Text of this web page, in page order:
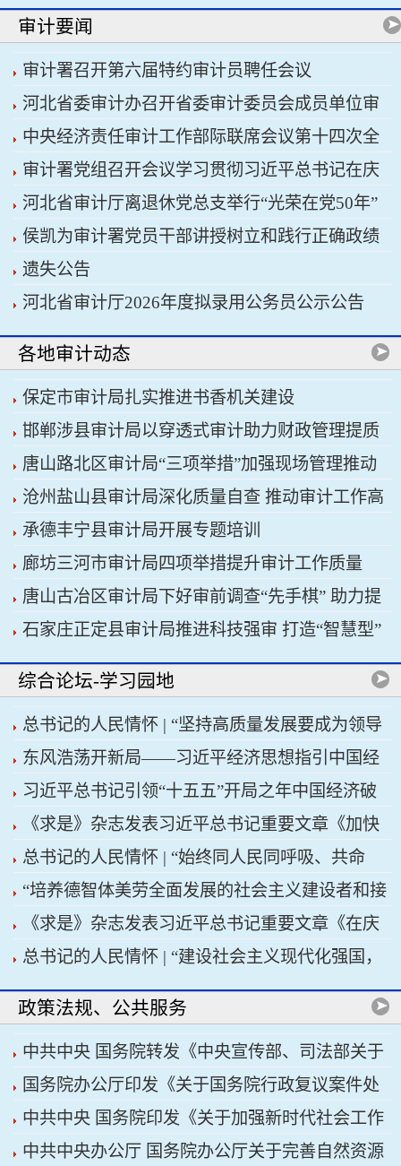
灾救灾能力 切实保障人民群众生命财产安全
审计要闻
审计署召开第六届特约审计员聘任会议
河北省委审计办召开省委审计委员会成员单位审
计重点工作协调推进会议暨省经济责任审计工作厅
际联席会议
中央经济责任审计工作部际联席会议第十四次全
体会议召开
审计署党组召开会议学习贯彻习近平总书记在庆
祝中国共产党成立105周年大会上的重要讲话精神
河北省审计厅离退休党总支举行“光荣在党50年”
纪念章颁发仪式
侯凯为审计署党员干部讲授树立和践行正确政绩
观学习教育专题党课
遗失公告
河北省审计厅2026年度拟录用公务员公示公告
各地审计动态
保定市审计局扎实推进书香机关建设
邯郸涉县审计局以穿透式审计助力财政管理提质
增效
唐山路北区审计局“三项举措”加强现场管理推动
审计工作科学规范
沧州盐山县审计局深化质量自查 推动审计工作高
质量发展
承德丰宁县审计局开展专题培训
廊坊三河市审计局四项举措提升审计工作质量
唐山古冶区审计局下好审前调查“先手棋” 助力提
升项目质效
石家庄正定县审计局推进科技强审 打造“智慧型”
审计机关
综合论坛-学习园地
总书记的人民情怀 | “坚持高质量发展要成为领导
干部政绩观的重要内容”
东风浩荡开新局——习近平经济思想指引中国经
济高质量发展行稳致远
习近平总书记引领“十五五”开局之年中国经济破
浪前行
《求是》杂志发表习近平总书记重要文章《加快
建设健康中国》
总书记的人民情怀 | “始终同人民同呼吸、共命
运、心连心”
“培养德智体美劳全面发展的社会主义建设者和接
班人”——习近平总书记的重要论述指引基础教育
改革发展开创新局面
《求是》杂志发表习近平总书记重要文章《在庆
祝中国共产党成立105周年大会上的讲话》
总书记的人民情怀 | “建设社会主义现代化强国，
关键在科技自立自强”
政策法规、公共服务
中共中央 国务院转发《中央宣传部、司法部关于
开展法治宣传教育的第九个五年规划（2026——
2030年）》
国务院办公厅印发《关于国务院行政复议案件处
理程序的若干规定》
中共中央 国务院印发《关于加强新时代社会工作
的意见》
中共中央办公厅 国务院办公厅关于完善自然资源